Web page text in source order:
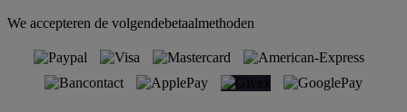
We accepteren de volgendebetaalmethoden